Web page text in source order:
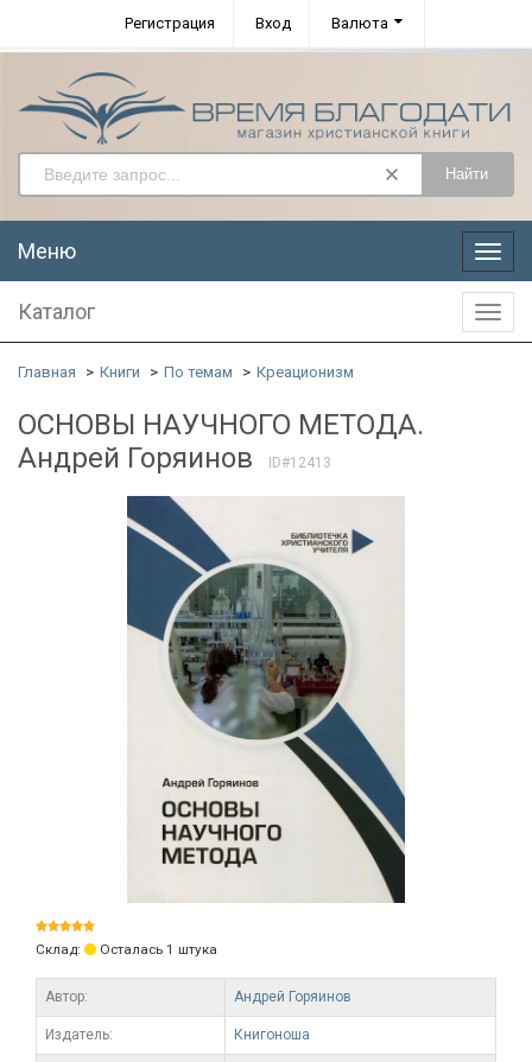
Регистрация Вход Валюта
Найти
Меню
Меню
Каталог
Главная Книги По темам Креационизм
ОСНОВЫ НАУЧНОГО МЕТОДА.
Андрей Горяинов
ID#12413
Склад: Осталась 1 штука
Автор: Андрей Горяинов
Издатель: Книгоноша